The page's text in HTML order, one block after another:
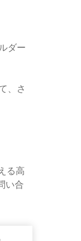
ダー
、さ
る高
い合